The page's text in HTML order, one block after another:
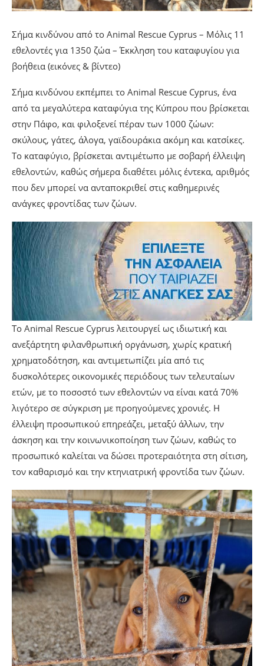
Σήμα κινδύνου από το Animal Rescue Cyprus – Μόλις 11
εθελοντές για 1350 ζώα – Έκκληση του καταφυγίου για
βοήθεια (εικόνες & βίντεο)
Σήμα κινδύνου εκπέμπει το Animal Rescue Cyprus, ένα
από τα μεγαλύτερα καταφύγια της Κύπρου που βρίσκεται
στην Πάφο, και φιλοξενεί πέραν των 1000 ζώων:
σκύλους, γάτες, άλογα, γαϊδουράκια ακόμη και κατσίκες.
Το καταφύγιο, βρίσκεται αντιμέτωπο με σοβαρή έλλειψη
εθελοντών, καθώς σήμερα διαθέτει μόλις έντεκα, αριθμός
που δεν μπορεί να ανταποκριθεί στις καθημερινές
ανάγκες φροντίδας των ζώων.
Το Animal Rescue Cyprus λειτουργεί ως ιδιωτική και
ανεξάρτητη φιλανθρωπική οργάνωση, χωρίς κρατική
χρηματοδότηση, και αντιμετωπίζει μία από τις
δυσκολότερες οικονομικές περιόδους των τελευταίων
ετών, με το ποσοστό των εθελοντών να είναι κατά 70%
λιγότερο σε σύγκριση με προηγούμενες χρονιές. Η
έλλειψη προσωπικού επηρεάζει, μεταξύ άλλων, την
άσκηση και την κοινωνικοποίηση των ζώων, καθώς το
προσωπικό καλείται να δώσει προτεραιότητα στη σίτιση,
τον καθαρισμό και την κτηνιατρική φροντίδα των ζώων.